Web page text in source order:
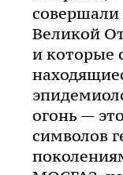
Великой
и которые
огонь —
символов